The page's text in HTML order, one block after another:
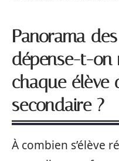
Panorama
dépense-t-on
chaque élève
secondaire ?
À combien s’élève